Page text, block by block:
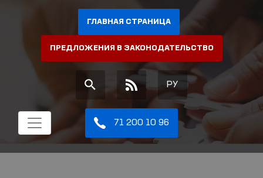
ГЛАВНАЯ СТРАНИЦА
ПРЕДЛОЖЕНИЯ В ЗАКОНОДАТЕЛЬСТВО
РУ
71 200 10 96